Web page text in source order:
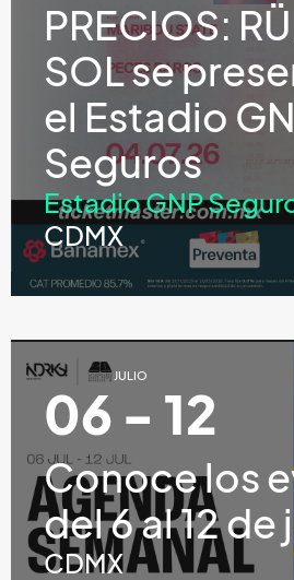
PRECIOS:
SOL se
el Estadio
Seguros
Estadio GNP
CDMX
JULIO
06 - 12
Conoce los
del 6 al 12 de
CDMX